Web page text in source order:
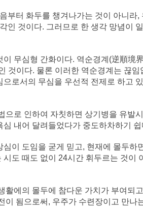
부터 화두를 챙겨나가는 것이 아니라
것이다. 그러므로 한 생각 망념이
무심형 간화이다. 역순경계(逆順境
것이다. 물론 이러한 역순경계는 끊
로서의 무심을 우선적 전제로 하고
로 인하여 자칫하면 상기병을 유발
내어 달려들었다가 중도하차하기 쉽
이 도임을 굳게 믿고, 현재에 몰두
도 때도 없이 24시간 휘두르는 것이
에의 몰두에 참다운 가치가 부여되
됨으로써, 우주가 수련장이고 만